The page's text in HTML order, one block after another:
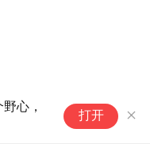
德国高温致死1.19万人
打开